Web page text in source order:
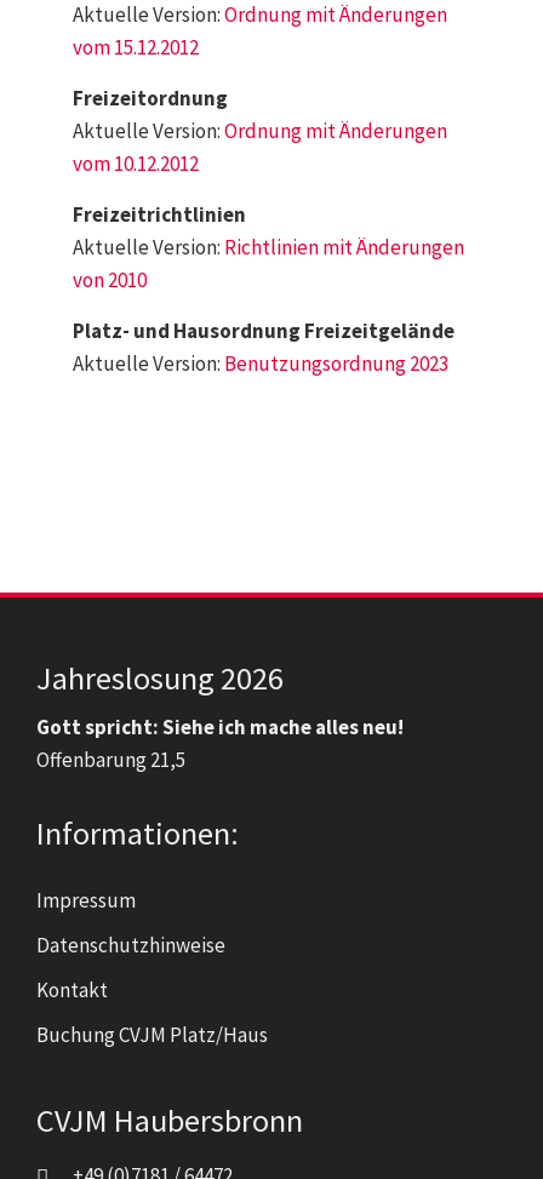
Aktuelle Version:Ordnung mit Änderungen
vom 15.12.2012
Freizeitordnung
Aktuelle Version:Ordnung mit Änderungen
vom 10.12.2012
Freizeitrichtlinien
Aktuelle Version: Richtlinien mit Änderungen
von 2010
Platz- und Hausordnung Freizeitgelände
Aktuelle Version: Benutzungsordnung 2023
Jahreslosung 2026
Gott spricht: Siehe ich mache alles neu!
Offenbarung 21,5
Informationen:
Impressum
Datenschutzhinweise
Kontakt
Buchung CVJM Platz/Haus
CVJM Haubersbronn